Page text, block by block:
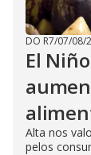
DO R7/07/08/
El
Alta nos
pelos